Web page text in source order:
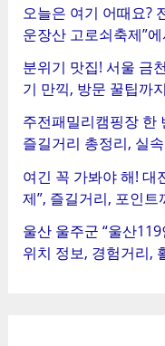
오늘은 여기 어때요?
운장산 고로쇠축제”
분위기 맛집! 서울 금
기 만끽, 방문 꿀팁까지
주전패밀리캠핑장 한
즐길거리 총정리, 실
여긴 꼭 가봐야 해! 대
제”, 즐길거리, 포인트
울산 울주군 “울산
위치 정보, 경험거리,